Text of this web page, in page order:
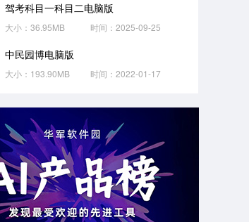
驾考科目一科目二电脑版
大小：36.95MB 时间：2025-09-25
中民园博电脑版
大小：193.90MB 时间：2022-01-17